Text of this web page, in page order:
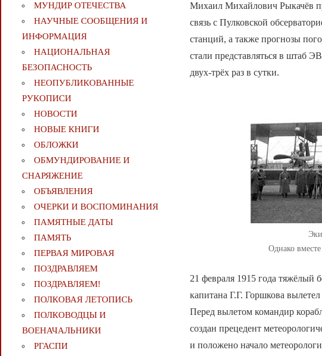
Михаил Михайлович Рыкачёв
связь с Пулковской
станций, а также прогнозы
стали представляться в штаб
двух-трёх раз в сутки.
Однако
21 февраля 1915 года
капитана Г.Г. Горшкова
Перед вылетом командир
создан прецедент
и положено начало
МУНДИР ОТЕЧЕСТВА
НАУЧНЫЕ СООБЩЕНИЯ И
ИНФОРМАЦИЯ
НАЦИОНАЛЬНАЯ
БЕЗОПАСНОСТЬ
НЕОПУБЛИКОВАННЫЕ
РУКОПИСИ
НОВОСТИ
НОВЫЕ КНИГИ
ОБЛОЖКИ
ОБМУНДИРОВАНИЕ И
СНАРЯЖЕНИЕ
ОБЪЯВЛЕНИЯ
ОЧЕРКИ И ВОСПОМИНАНИЯ
ПАМЯТНЫЕ ДАТЫ
ПАМЯТЬ
ПЕРВАЯ МИРОВАЯ
ПОЗДРАВЛЯЕМ
ПОЗДРАВЛЯЕМ!
ПОЛКОВАЯ ЛЕТОПИСЬ
ПОЛКОВОДЦЫ И
ВОЕНАЧАЛЬНИКИ
РГАСПИ